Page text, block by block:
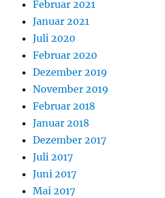
Februar 2021
Januar 2021
Juli 2020
Februar 2020
Dezember 2019
November 2019
Februar 2018
Januar 2018
Dezember 2017
Juli 2017
Juni 2017
Mai 2017